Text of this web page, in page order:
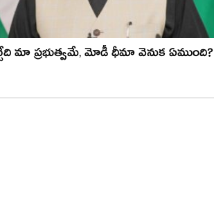
మా ప్ర‌భుత్వ‌మే, మోడీ ధీమా వెనుక‌ ఏముంది?